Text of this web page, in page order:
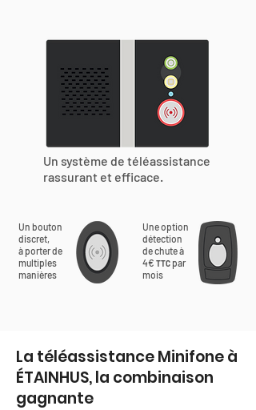
Un système de téléassistance
rassurant et efficace.
Un bouton
discret,
à porter de
multiples
manières
Une option
détection
de chute à
4€ TTC par
mois
La téléassistance Minifone à
ÉTAINHUS, la combinaison
gagnante